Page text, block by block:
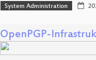
System Administration
OpenPGP-